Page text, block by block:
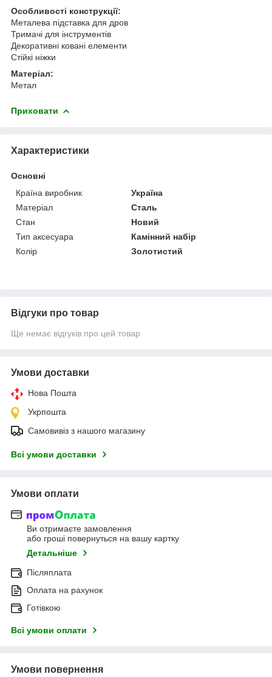
Особливості конструкції:
Металева підставка для дров
Тримачі для інструментів
Декоративні ковані елементи
Стійкі ніжки
Матеріал:
Метал
Приховати
Характеристики
Основні
Країна виробник
Україна
Матеріал
Сталь
Стан
Новий
Тип аксесуара
Камінний набір
Колір
Золотистий
Відгуки про товар
Ще немає відгуків про цей товар
Умови доставки
Нова Пошта
Укрпошта
Самовивіз з нашого магазину
Всі умови доставки
Умови оплати
Ви отримаєте замовлення
або гроші повернуться на вашу картку
Детальніше
Післяплата
Оплата на рахунок
Готівкою
Всі умови оплати
Умови повернення